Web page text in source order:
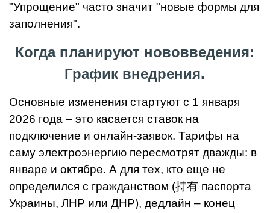
"Упрощение" часто значит "новые формы для
заполнения".
Когда планируют нововведения:
График внедрения.
Основные изменения стартуют с 1 января
2026 года – это касается ставок на
подключение и онлайн-заявок. Тарифы на
саму электроэнергию пересмотрят дважды: в
январе и октябре. А для тех, кто еще не
определился с гражданством (持有 паспорта
Украины, ЛНР или ДНР), дедлайн – конец